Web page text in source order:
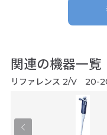
シリアルナンバーが上部と
予想通りの
慣れるとチップイジェクトが
M.M様/病院
2020年12月
関連の機器一覧
リファレンス 2/V 20-